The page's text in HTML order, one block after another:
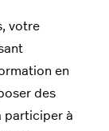
votre
en
des
participer à